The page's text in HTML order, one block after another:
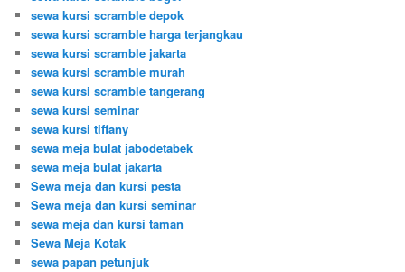
sewa kursi scramble depok
sewa kursi scramble harga terjangkau
sewa kursi scramble jakarta
sewa kursi scramble murah
sewa kursi scramble tangerang
sewa kursi seminar
sewa kursi tiffany
sewa meja bulat jabodetabek
sewa meja bulat jakarta
Sewa meja dan kursi pesta
Sewa meja dan kursi seminar
sewa meja dan kursi taman
Sewa Meja Kotak
sewa papan petunjuk